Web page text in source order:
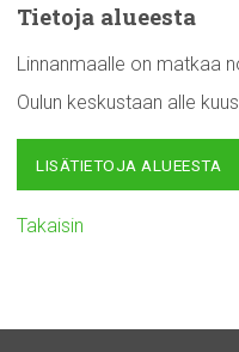
Tietoja alueesta
Linnanmaalle on matkaa
Oulun keskustaan alle
LISÄTIETOJA ALUEESTA
Takaisin